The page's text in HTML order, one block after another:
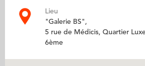
Lieu
"Galerie BS",
5 rue de Médicis, Quartier
6ème